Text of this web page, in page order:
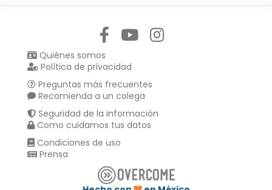
Quiénes somos
Política de privacidad
Preguntas más frecuentes
Recomienda a un colega
Seguridad de la información
Como cuidamos tus datos
Condiciones de uso
Prensa